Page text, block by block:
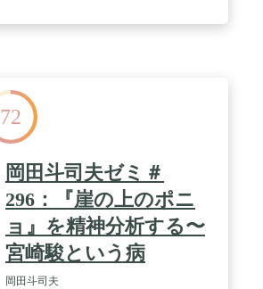
72
岡田斗司夫ゼミ＃
296：『崖の上のポニ
ョ』を精神分析する〜
宮崎駿という病
岡田斗司夫